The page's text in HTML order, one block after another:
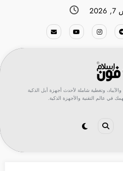
وتغطية شاملة لأحدث أجهزة أبل الذكية
في عالم التقنية والأجهزة الذكية.